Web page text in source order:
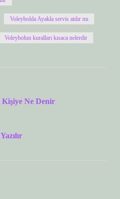
Voleybolda Ayakla servis atılır mı
Voleybolun kuralları kısaca nelerdir
Kişiye Ne Denir